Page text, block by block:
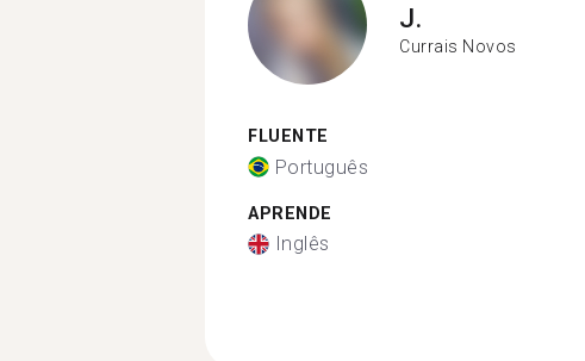
J.
Currais Novos
FLUENTE
Português
APRENDE
Inglês